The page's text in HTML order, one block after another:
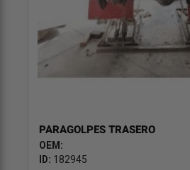
PARAGOLPES TRASERO
OEM:
ID: 182945